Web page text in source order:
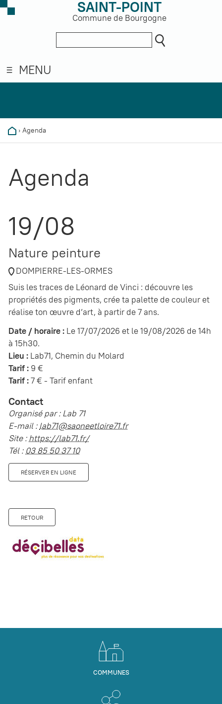
SAINT-POINT
Commune de Bourgogne
MENU
› Agenda
Agenda
19/08
Nature peinture
DOMPIERRE-LES-ORMES
Suis les traces de Léonard de Vinci : découvre les
propriétés des pigments, crée ta palette de couleur et
réalise ton œuvre d’art, à partir de 7 ans.
Date / horaire : Le 17/07/2026 et le 19/08/2026 de 14h
à 15h30.
Lieu : Lab71, Chemin du Molard
Tarif : 9 €
Tarif :7 € - Tarif enfant
Contact
Organisé par : Lab 71
E-mail : lab71@saoneetloire71.fr
Site :https://lab71.fr/
Tél : 03 85 50 37 10
RÉSERVER EN LIGNE
RETOUR
COMMUNES